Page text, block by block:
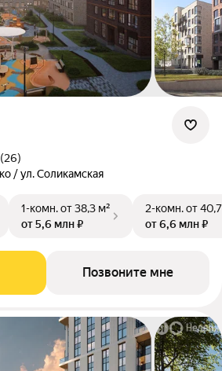
/ ул. Соликамская
1-комн.от 38,3 м²
от 5,6 млн ₽
2-комн.от
от 6,6 млн ₽
Позвоните мне